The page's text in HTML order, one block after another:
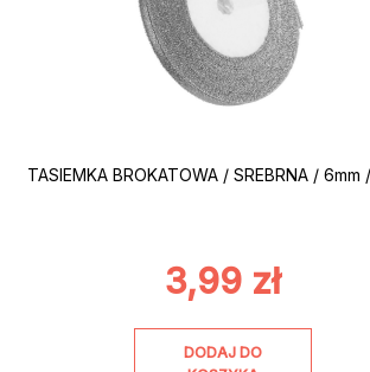
TASIEMKA BROKATOWA / SREBRNA / 6mm
3,99 zł
DODAJ DO